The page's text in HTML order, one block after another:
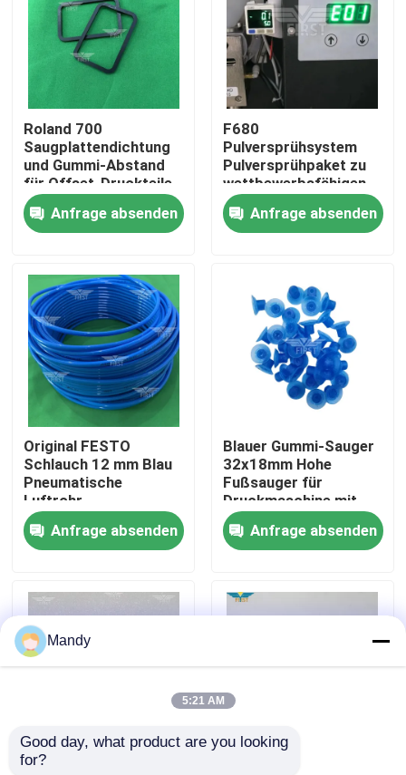
Produkte
Über uns
Werksbesichtigung
Qualitätskontrolle
Kontaktieren Sie uns
Neuigkeiten
Rechtssachen
Offsetdruck-Teile
Roland 700
Saugplattendichtung
und Gummi-Abstand
für Offset-Druckteile
mit hochwertigem
Kunststoffmaterial
und Quantitätsrabatt
Anfrage absenden
F680
Pulversprühsystem
Pulversprühpaket zu
wettbewerbsfähigen
Preisen mit
garantierter Qualität
Anfrage absenden
Original FESTO
Schlauch 12 mm Blau
Pneumatische
Luftrohr
Weichschlauch für
Offsetdruckmaschine
Anfrage absenden
Blauer Gummi-Sauger
32x18mm Hohe
Fußsauger für
Druckmaschine mit
langlebigem
Gummimaterial
Anfrage absenden
Muller Matini Sensor
Mandy
5:21 AM
Good day, what product are you looking
for?